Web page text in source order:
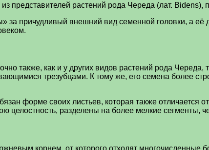
представителей растений рода Череда (лат.
за причудливый внешний вид семенной головки, а
также, как и у других видов растений рода
трезубцами. К тому же, его семена более
форме своих листьев, которая также
целостность, разделены на более мелкие сегменты,
корнем, от которого отходят многочисленные